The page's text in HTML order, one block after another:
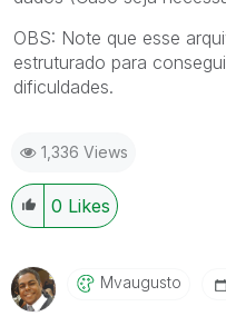
OBS: Note que esse
estruturado para
dificuldades.
1,336 Views
0 Likes
Mvaugusto